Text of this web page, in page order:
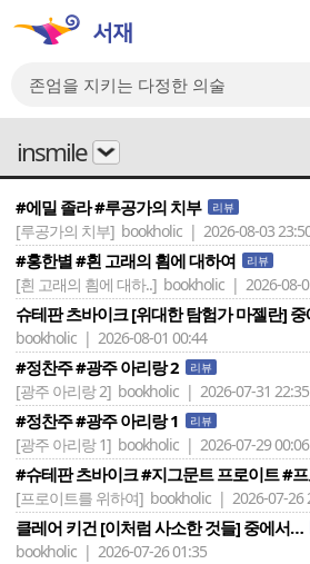
insmile
#에밀 졸라 #루공가의 치부 리뷰
[루공가의 치부] bookholic | 2026-08-03
#홍한별 #흰 고래의 흼에 대하여 리뷰
[흰 고래의 흼에 대하..] bookholic | 2026-08-
슈테판 츠바이크 [위대한 탐험가 마젤란]
bookholic | 2026-08-01 00:44
#정찬주 #광주 아리랑 2 리뷰
[광주 아리랑 2] bookholic | 2026-07-31 22:35
#정찬주 #광주 아리랑 1 리뷰
[광주 아리랑 1] bookholic | 2026-07-29 00:06
#슈테판 츠바이크 #지그문트 프로이트 #
[프로이트를 위하여] bookholic | 2026-07-26
클레어 키건 [이처럼 사소한 것들] 중에서…
bookholic | 2026-07-26 01:35